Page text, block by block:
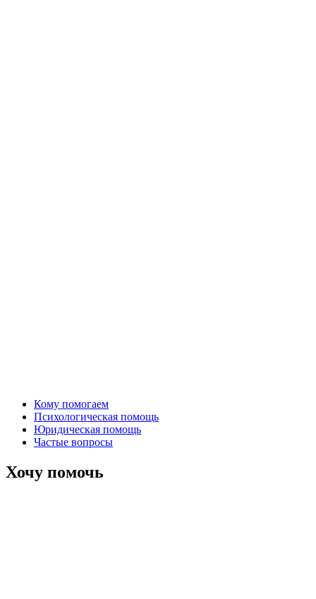
Кому помогаем
Психологическая помощь
Юридическая помощь
Частые вопросы
Хочу помочь